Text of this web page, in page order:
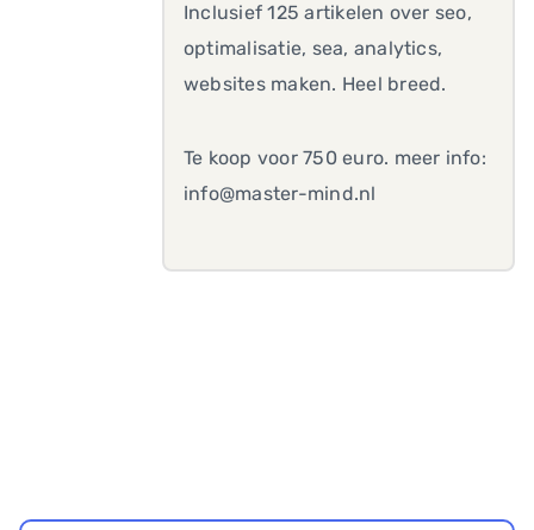
Inclusief 125 artikelen over seo,
optimalisatie, sea, analytics,
websites maken. Heel breed.
Te koop voor 750 euro. meer info:
info@master-mind.nl